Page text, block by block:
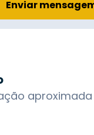
Enviar
aproximada